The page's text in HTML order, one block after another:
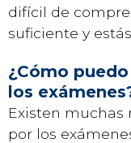
difícil de
suficiente y
¿Cómo
los
Existen muchas
por los